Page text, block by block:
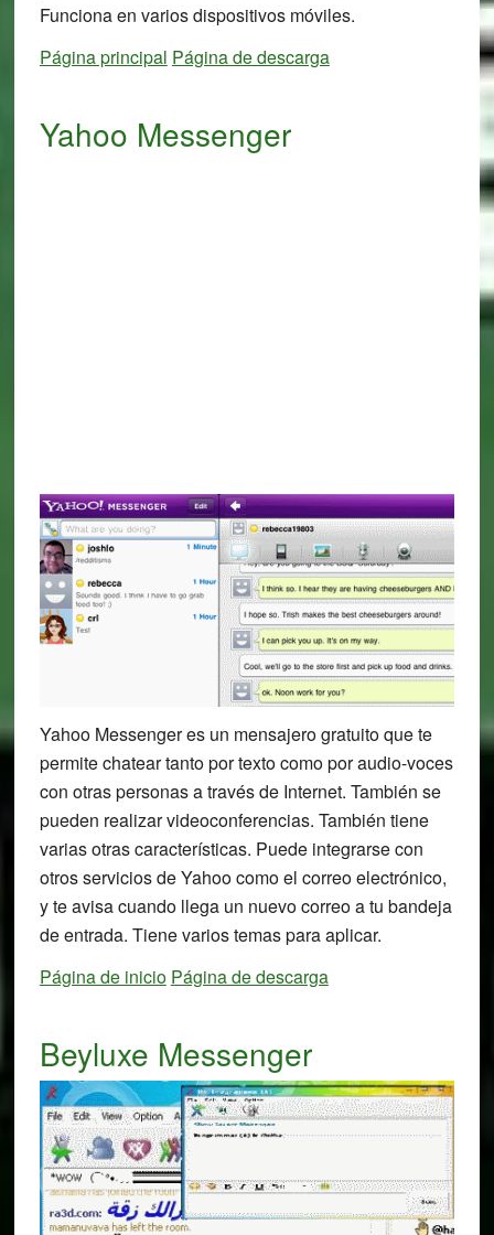
Funciona en varios dispositivos móviles.
Página principal Página de descarga
Yahoo Messenger
Yahoo Messenger es un mensajero gratuito que te
permite chatear tanto por texto como por audio-voces
con otras personas a través de Internet. También se
pueden realizar videoconferencias. También tiene
varias otras características. Puede integrarse con
otros servicios de Yahoo como el correo electrónico,
y te avisa cuando llega un nuevo correo a tu bandeja
de entrada. Tiene varios temas para aplicar.
Página de inicio Página de descarga
Beyluxe Messenger